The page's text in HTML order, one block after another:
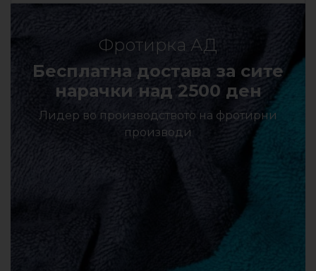
Фротирка АД
Бесплатна достава за сите
нарачки над 2500 ден
Лидер во производството на фротирни
производи